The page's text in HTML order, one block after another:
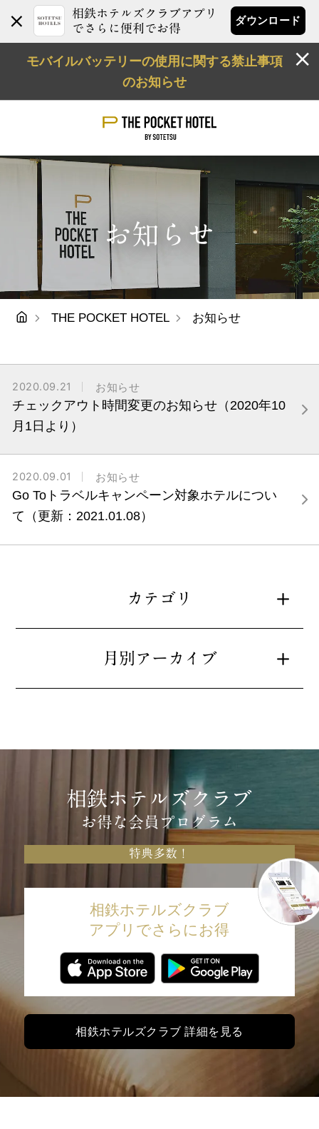
相鉄ホテルズクラブアプリ
でさらに便利でお得
ダウンロード
モバイルバッテリーの使用に関する禁止事項
のお知らせ
お知らせ
THE POCKET HOTEL お知らせ
2020.09.21 お知らせ
チェックアウト時間変更のお知らせ（2020年10
月1日より）
2020.09.01 お知らせ
Go Toトラベルキャンペーン対象ホテルについ
て（更新：2021.01.08）
カテゴリ
月別アーカイブ
相鉄ホテルズクラブ
お得な会員プログラム
特典多数！
相鉄ホテルズクラブ
アプリでさらにお得
相鉄ホテルズクラブ 詳細を見る